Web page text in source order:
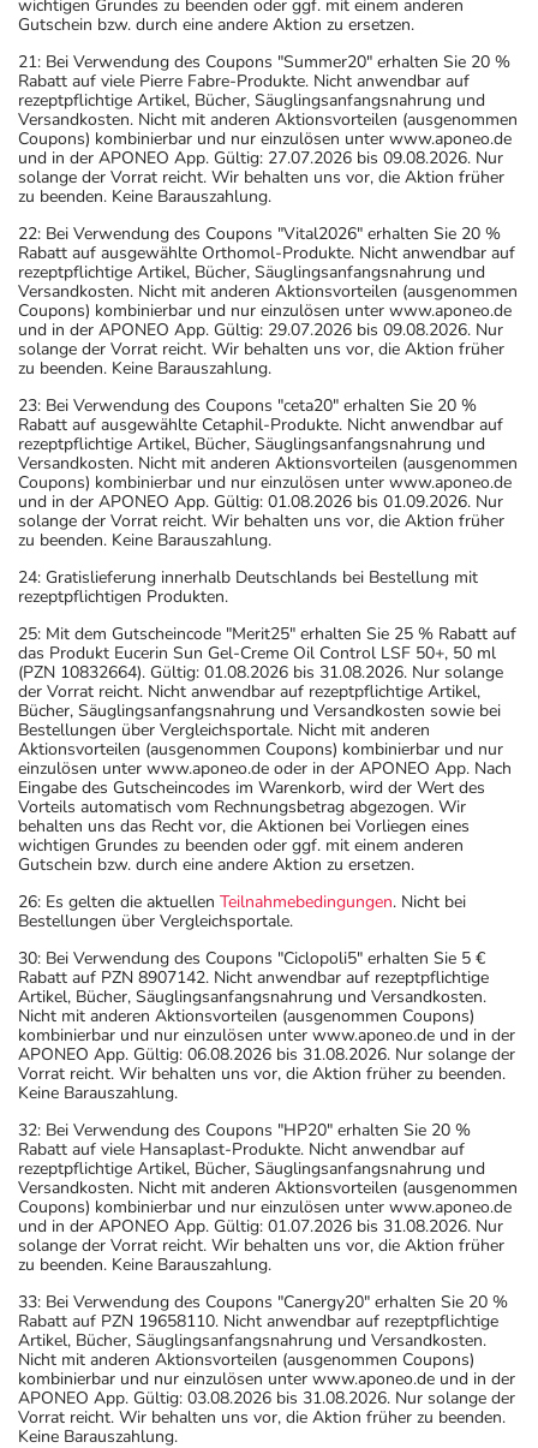
wichtigen Grundes zu beenden oder ggf. mit einem anderen
Gutschein bzw. durch eine andere Aktion zu ersetzen.
21: Bei Verwendung des Coupons "Summer20" erhalten Sie 20 %
Rabatt auf viele Pierre Fabre-Produkte. Nicht anwendbar auf
rezeptpflichtige Artikel, Bücher, Säuglingsanfangsnahrung und
Versandkosten. Nicht mit anderen Aktionsvorteilen (ausgenommen
Coupons) kombinierbar und nur einzulösen unter www.aponeo.de
und in der APONEO App. Gültig: 27.07.2026 bis 09.08.2026. Nur
solange der Vorrat reicht. Wir behalten uns vor, die Aktion früher
zu beenden. Keine Barauszahlung.
22: Bei Verwendung des Coupons "Vital2026" erhalten Sie 20 %
Rabatt auf ausgewählte Orthomol-Produkte. Nicht anwendbar auf
rezeptpflichtige Artikel, Bücher, Säuglingsanfangsnahrung und
Versandkosten. Nicht mit anderen Aktionsvorteilen (ausgenommen
Coupons) kombinierbar und nur einzulösen unter www.aponeo.de
und in der APONEO App. Gültig: 29.07.2026 bis 09.08.2026. Nur
solange der Vorrat reicht. Wir behalten uns vor, die Aktion früher
zu beenden. Keine Barauszahlung.
23: Bei Verwendung des Coupons "ceta20" erhalten Sie 20 %
Rabatt auf ausgewählte Cetaphil-Produkte. Nicht anwendbar auf
rezeptpflichtige Artikel, Bücher, Säuglingsanfangsnahrung und
Versandkosten. Nicht mit anderen Aktionsvorteilen (ausgenommen
Coupons) kombinierbar und nur einzulösen unter www.aponeo.de
und in der APONEO App. Gültig: 01.08.2026 bis 01.09.2026. Nur
solange der Vorrat reicht. Wir behalten uns vor, die Aktion früher
zu beenden. Keine Barauszahlung.
24: Gratislieferung innerhalb Deutschlands bei Bestellung mit
rezeptpflichtigen Produkten.
25: Mit dem Gutscheincode "Merit25" erhalten Sie 25 % Rabatt auf
das Produkt Eucerin Sun Gel-Creme Oil Control LSF 50+, 50 ml
(PZN 10832664). Gültig: 01.08.2026 bis 31.08.2026. Nur solange
der Vorrat reicht. Nicht anwendbar auf rezeptpflichtige Artikel,
Bücher, Säuglingsanfangsnahrung und Versandkosten sowie bei
Bestellungen über Vergleichsportale. Nicht mit anderen
Aktionsvorteilen (ausgenommen Coupons) kombinierbar und nur
einzulösen unter www.aponeo.de oder in der APONEO App. Nach
Eingabe des Gutscheincodes im Warenkorb, wird der Wert des
Vorteils automatisch vom Rechnungsbetrag abgezogen. Wir
behalten uns das Recht vor, die Aktionen bei Vorliegen eines
wichtigen Grundes zu beenden oder ggf. mit einem anderen
Gutschein bzw. durch eine andere Aktion zu ersetzen.
26: Es gelten die aktuellen Teilnahmebedingungen. Nicht bei
Bestellungen über Vergleichsportale.
30: Bei Verwendung des Coupons "Ciclopoli5" erhalten Sie 5 €
Rabatt auf PZN 8907142. Nicht anwendbar auf rezeptpflichtige
Artikel, Bücher, Säuglingsanfangsnahrung und Versandkosten.
Nicht mit anderen Aktionsvorteilen (ausgenommen Coupons)
kombinierbar und nur einzulösen unter www.aponeo.de und in der
APONEO App. Gültig: 06.08.2026 bis 31.08.2026. Nur solange der
Vorrat reicht. Wir behalten uns vor, die Aktion früher zu beenden.
Keine Barauszahlung.
32: Bei Verwendung des Coupons "HP20" erhalten Sie 20 %
Rabatt auf viele Hansaplast-Produkte. Nicht anwendbar auf
rezeptpflichtige Artikel, Bücher, Säuglingsanfangsnahrung und
Versandkosten. Nicht mit anderen Aktionsvorteilen (ausgenommen
Coupons) kombinierbar und nur einzulösen unter www.aponeo.de
und in der APONEO App. Gültig: 01.07.2026 bis 31.08.2026. Nur
solange der Vorrat reicht. Wir behalten uns vor, die Aktion früher
zu beenden. Keine Barauszahlung.
33: Bei Verwendung des Coupons "Canergy20" erhalten Sie 20 %
Rabatt auf PZN 19658110. Nicht anwendbar auf rezeptpflichtige
Artikel, Bücher, Säuglingsanfangsnahrung und Versandkosten.
Nicht mit anderen Aktionsvorteilen (ausgenommen Coupons)
kombinierbar und nur einzulösen unter www.aponeo.de und in der
APONEO App. Gültig: 03.08.2026 bis 31.08.2026. Nur solange der
Vorrat reicht. Wir behalten uns vor, die Aktion früher zu beenden.
Keine Barauszahlung.